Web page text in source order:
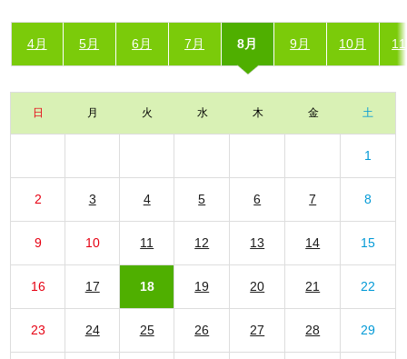
4月 5月 6月 7月 8月 9月 10月
日 月 火 水 木 金 土
1
2 3 4 5 6 7 8
9 10 11 12 13 14 15
16 17 18 19 20 21 22
23 24 25 26 27 28 29